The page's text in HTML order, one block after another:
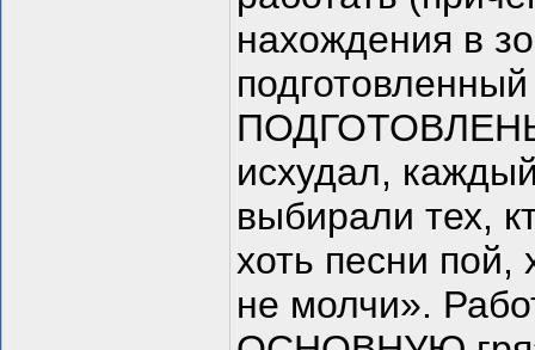
нахождения в
ПОДГОТОВЛЕНЫ.
исхудал,
выбирали тех,
хоть песни пой,
не молчи».